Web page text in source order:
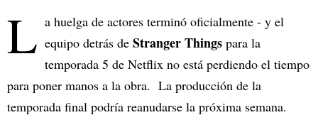
L a huelga de actores terminó oficialmente - y el
equipo detrás de Stranger Things para la
temporada 5 de Netflix no está perdiendo el tiempo
para poner manos a la obra. La producción de la
temporada final podría reanudarse la próxima semana.